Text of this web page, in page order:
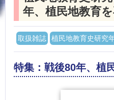
年、植民地教育
取扱雑誌 植民地教育史研究
特集：戦後80年、植